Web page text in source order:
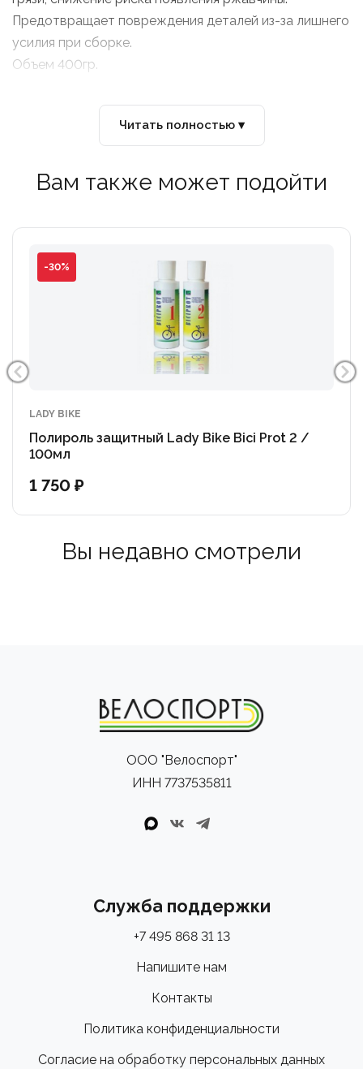
Предотвращает повреждения деталей из-за лишнего
усилия при сборке.
Объем 400гр.
Читать полностью ▾
Вам также может подойти
-30%
LADY BIKE
Полироль защитный Lady Bike Bici Prot 2 /
100мл
1 750 ₽
Вы недавно смотрели
ООО "Велоспорт"
ИНН 7737535811
Служба поддержки
+7 495 868 31 13
Напишите нам
Контакты
Политика конфиденциальности
Согласие на обработку персональных данных